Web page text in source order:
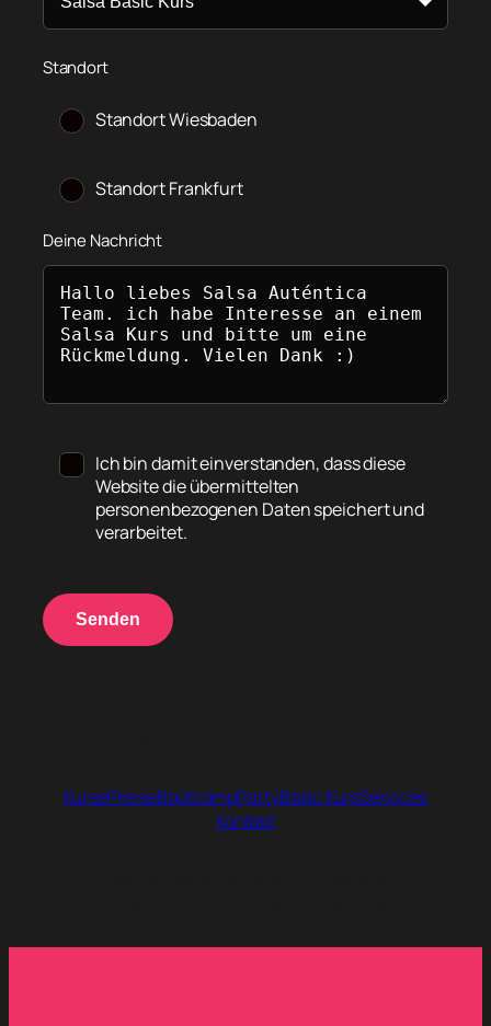
Standort
Standort Wiesbaden
Standort Frankfurt
Deine Nachricht
Ich bin damit einverstanden, dass diese
Website die übermittelten
personenbezogenen Daten speichert und
verarbeitet.
Senden
KursePreiseBootcampPartyBasic KursServices
Kontakt